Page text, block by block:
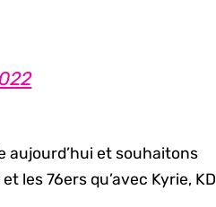
aujourd’hui et souhaitons
les 76ers qu’avec Kyrie, KD